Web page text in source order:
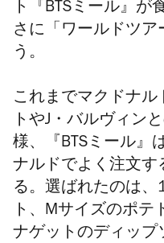
ト『BTSミール』が
さに「ワールドツア
う。
これまでマクドナル
ト やJ・バルヴィン
様、『BTSミール』
ナルドでよく注文す
る。選ばれたのは、
ト、Mサイズのポテ
ナゲットのディップ